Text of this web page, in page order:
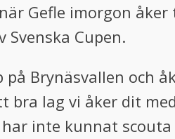
Gefle imorgon
Cupen.
Brynäsvallen och
bra lag vi åker dit
inte kunnat